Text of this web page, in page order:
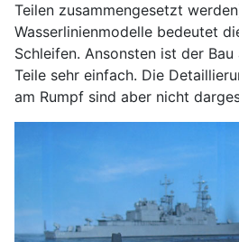
Teilen zusammengesetzt
Wasserlinienmodelle bedeutet
Schleifen. Ansonsten ist der
Teile sehr einfach. Die
am Rumpf sind aber nicht